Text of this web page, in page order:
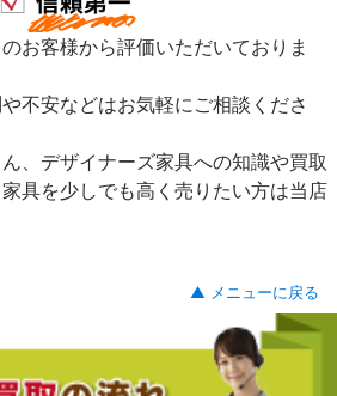
お客様から評価いただいておりま
不安などはお気軽にご相談くださ
、デザイナーズ家具への知識や買取
具を少しでも高く売りたい方は当店
▲ メニューに戻る